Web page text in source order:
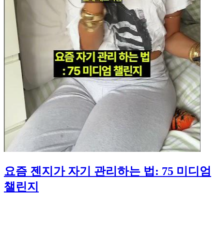
요즘 젠지가 자기 관리하는 법: 75 미디엄
챌린지